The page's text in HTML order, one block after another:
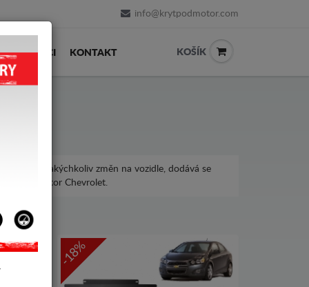
info@krytpodmotor.com
PRODEJCI KONTAKT KOŠÍK
bez jakýchkoliv změn na vozidle, dodává se
pod motor Chevrolet.
-18%